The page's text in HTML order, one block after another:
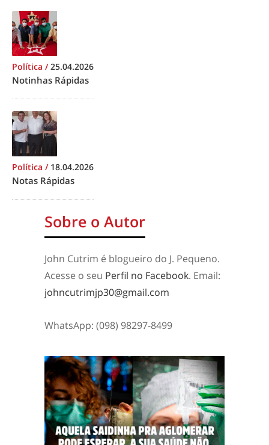
Política /25.04.2026
Notinhas Rápidas
Política / 18.04.2026
Notas Rápidas
Sobre o Autor
John Cutrim é blogueiro do J. Pequeno.
Acesse o seu Perfil no Facebook. Email:
johncutrimjp30@gmail.com
WhatsApp: (098) 98297-8499